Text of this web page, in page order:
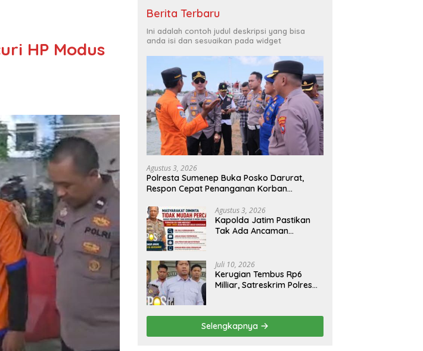
HP Modus
Berita Terbaru
Ini adalah contoh judul deskripsi yang bisa
anda isi dan sesuaikan pada widget
Agustus 3, 2026
Polresta Sumenep Buka Posko Darurat,
Respon Cepat Penanganan Korban
Agustus 3, 2026
Kapolda Jatim Pastikan
Tak Ada Ancaman
Percaya Hoaks
Juli 10, 2026
Kerugian Tembus Rp6
Milliar, Satreskrim Polres
Arisan Bodong
Selengkapnya